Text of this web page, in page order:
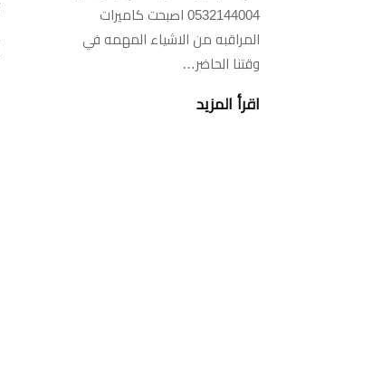
0532144004 اصبحت كاميرات
المراقبه من الاشياء المهمه في
وقتنا الحاضر…
اقرأ المزيد